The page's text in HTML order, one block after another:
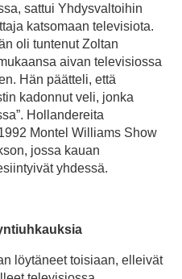
sattui Yhdysvaltoihin
katsomaan televisiota.
oli tuntenut Zoltan
aivan televisiossa
Hän päätteli, että
kadonnut veli, jonka
Hollandereita
Montel Williams Show
jossa kauan
yhdessä.
löytäneet toisiaan, elleivät